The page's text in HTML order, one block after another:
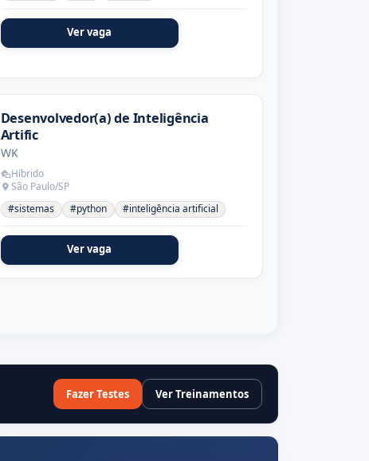
Ver vaga
Desenvolvedor(a) de Inteligência
Artific
WK
Híbrido
São Paulo/SP
#sistemas
#python #inteligência artificial
Ver vaga
Fazer Testes Ver Treinamentos